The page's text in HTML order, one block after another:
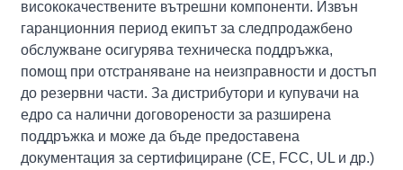
висококачествените вътрешни компоненти. Извън
гаранционния период екипът за следпродажбено
обслужване осигурява техническа поддръжка,
помощ при отстраняване на неизправности и достъп
до резервни части. За дистрибутори и купувачи на
едро са налични договорености за разширена
поддръжка и може да бъде предоставена
документация за сертифициране (CE, FCC, UL и др.)